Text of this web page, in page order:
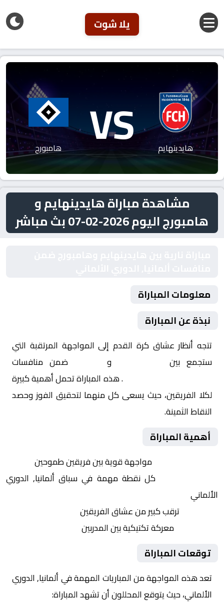
يلا شوت
هايدينهايم VS هامبورج
مشاهدة مباراة هايدينهايم و
هامبورج اليوم 2026-02-07 بث مباشر
معلومات المباراة
نبذة عن المباراة
تتجه أنظار عشاق كرة القدم إلى المواجهة المرتقبة التي
ستجمع بين
وهامبورج
ضمن منافسات
. هذه المباراة تحمل أهمية كبيرة
لكلا الفريقين، حيث يسعى كل منهما لتحقيق الفوز وحصد
النقاط الثمينة.
أهمية المباراة
مواجهة قوية بين فريقين طموحين
كل نقطة مهمة في سباق ألمانيا, الدوري
الألماني
ترقب كبير من عشاق الفريقين
معركة تكتيكية بين المدربين
توقعات المباراة
تعد هذه المواجهة من المباريات المهمة في ألمانيا, الدوري
الألماني، حيث يتوقع المحللون أن تشهد المباراة: